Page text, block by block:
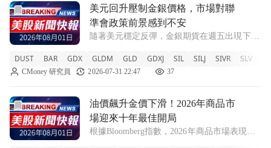
前往美元回升壓制金銀價格，市場對聯準會政策前景感到不
美元回升壓制金銀價格，市場對聯
準會政策前景感到不安
隨著美元穩定反彈，金銀期貨在週五出現下
場預測聯準會可能維持利率不變，但九月加息
風險依然存在。 DUST +6.62% BAR -1.51%
DUST BAR GDX GLDM GLD GDXJ SIL SILJ SIVR SLV
CMoney 研究員 2026-07-31 22:47 37
前往油價飆升金價下滑！2026年商品市場迎來十年最佳開局
油價飆升金價下滑！2026年商品市
場迎來十年最佳開局
根據Bloomberg指數，2026年商品市場表現強